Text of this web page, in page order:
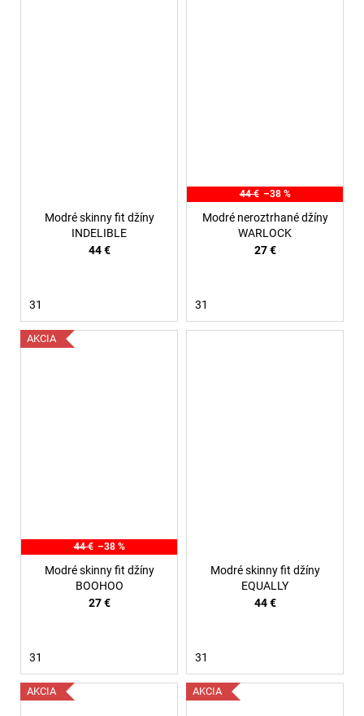
Modré skinny fit džíny
INDELIBLE
44 €
31
44 € –38 %
Modré neroztrhané džíny
WARLOCK
27 €
31
AKCIA
44 € –38 %
Modré skinny fit džíny
BOOHOO
27 €
31
Modré skinny fit džíny
EQUALLY
44 €
31
AKCIA AKCIA